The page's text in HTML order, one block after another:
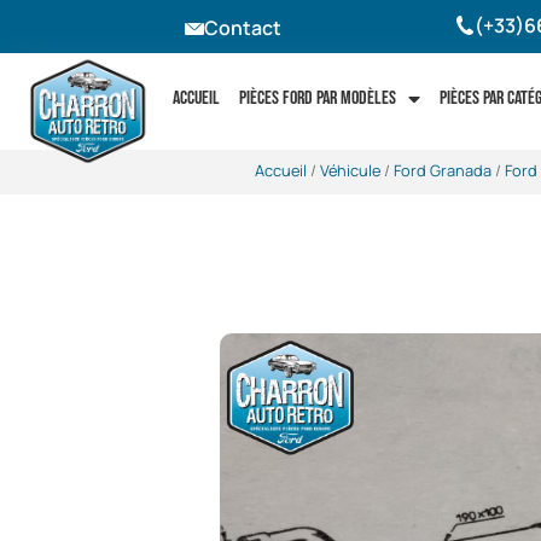
Contact
Accueil Pièces Ford par modèles Pièces par
Accueil / Véhicule / Ford Granada / Ford